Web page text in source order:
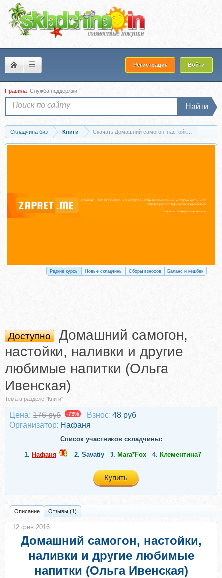
☰ Регистрация Войти
Правила Служба поддержки
Найти
Складчина биз Книги Скачать Домашний самогон, настойки, наливки и
Редкие курсы Новые складчины Сборы взносов Баланс и кешбек
Доступно
Домашний самогон,
настойки, наливки и другие
любимые напитки (Ольга
Ивенская)
Тема в разделе "Книги"
Цена: 176 руб -73% Взнос: 48 руб
Организатор: Нафаня
Список участников складчины:
1. Нафаня 2. Savatiy 3. Mara*Fox 4. Клементина7
Купить
Описание Отзывы (1)
Домашний самогон, настойки,
наливки и другие любимые
напитки (Ольга Ивенская)
12 фев 2016